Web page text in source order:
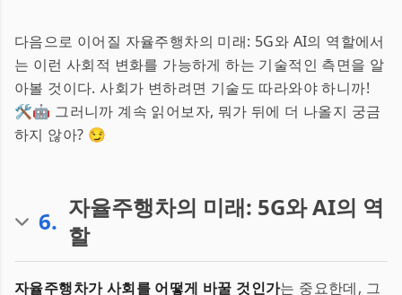
다음으로 이어질 자율주행차의 미래: 5G와 AI의 역할에서
는 이런 사회적 변화를 가능하게 하는 기술적인 측면을 알
아볼 것이다. 사회가 변하려면 기술도 따라와야 하니까!
🛠️🤖 그러니까 계속 읽어보자, 뭐가 뒤에 더 나올지 궁금
하지 않아? 😏
6. 자율주행차의 미래: 5G와 AI의 역
할
자율주행차가 사회를 어떻게 바꿀 것인가는 중요한데, 그